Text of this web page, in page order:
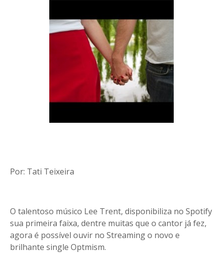
Por: Tati Teixeira
O talentoso músico Lee Trent, disponibiliza no Spotify
sua primeira faixa, dentre muitas que o cantor já fez,
agora é possível ouvir no Streaming o novo e
brilhante single Optmism.